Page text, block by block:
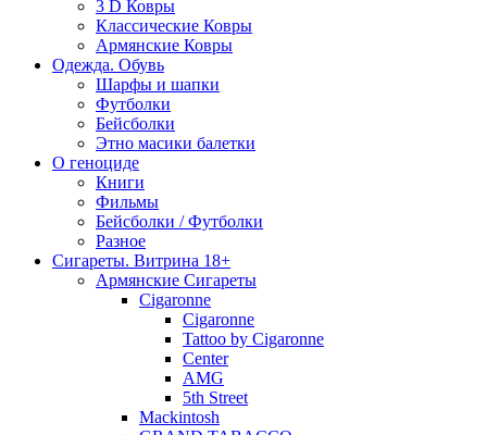
3 D Ковры
Классические Ковры
Армянские Ковры
Одежда. Обувь
Шарфы и шапки
Футболки
Бейсболки
Этно масики балетки
О геноциде
Книги
Фильмы
Бейсболки / Футболки
Разное
Сигареты. Витрина 18+
Армянские Сигареты
Cigaronne
Cigaronne
Tattoo by Cigaronne
Center
AMG
5th Street
Mackintosh